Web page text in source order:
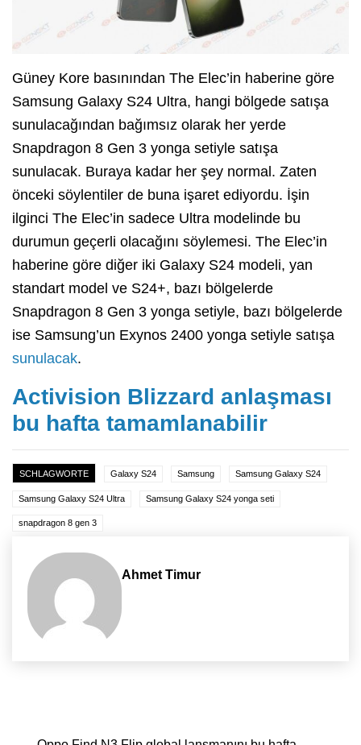
Güney Kore basınından The Elec’in haberine göre
Samsung Galaxy S24 Ultra, hangi bölgede satışa
sunulacağından bağımsız olarak her yerde
Snapdragon 8 Gen 3 yonga setiyle satışa
sunulacak. Buraya kadar her şey normal. Zaten
önceki söylentiler de buna işaret ediyordu. İşin
ilginci The Elec’in sadece Ultra modelinde bu
durumun geçerli olacağını söylemesi. The Elec’in
haberine göre diğer iki Galaxy S24 modeli, yan
standart model ve S24+, bazı bölgelerde
Snapdragon 8 Gen 3 yonga setiyle, bazı bölgelerde
ise Samsung’un Exynos 2400 yonga setiyle satışa
sunulacak.
Activision Blizzard anlaşması
bu hafta tamamlanabilir
SCHLAGWORTE Galaxy S24 Samsung Samsung Galaxy S24
Samsung Galaxy S24 Ultra Samsung Galaxy S24 yonga seti
snapdragon 8 gen 3
Ahmet Timur